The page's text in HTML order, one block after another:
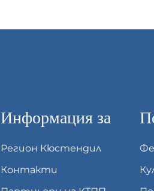
Информация за
Регион Кюстендил
Контакти